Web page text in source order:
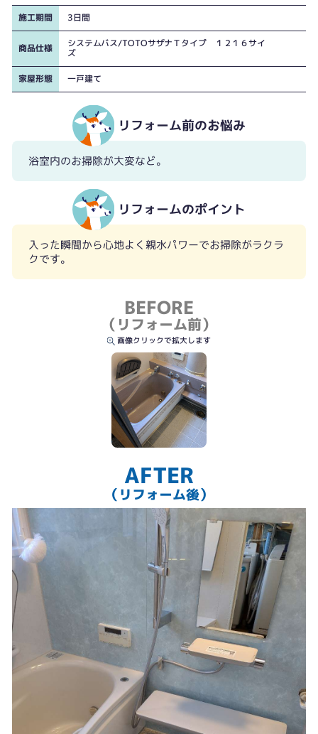
施工期間 3日間
商品仕様
システムバス/TOTOサザナＴタイプ １２１６サイ
ズ
家屋形態 一戸建て
リフォーム前のお悩み
浴室内のお掃除が大変など。
リフォームのポイント
入った瞬間から心地よく親水パワーでお掃除がラクラ
クです。
BEFORE
（リフォーム前）
画像クリックで拡大します
AFTER
（リフォーム後）